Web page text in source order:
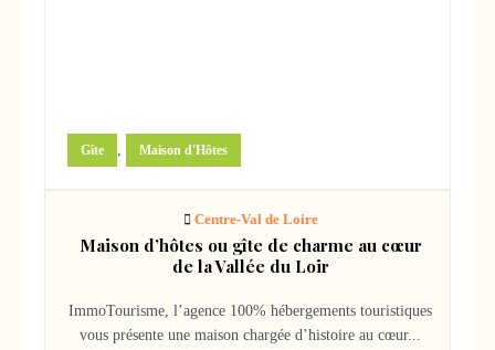
Gîte Maison d'Hôtes
Centre-Val de Loire
Maison d’hôtes ou gîte de charme au cœur
de la Vallée du Loir
ImmoTourisme, l’agence 100% hébergements touristiques
vous présente une maison chargée d’histoire au cœur...